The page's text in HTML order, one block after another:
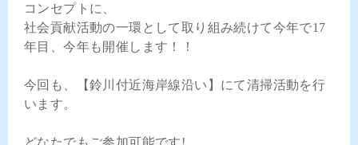
コンセプトに、
社会貢献活動の一環として取り組み続けて今年で17
年目、今年も開催します！！
今回も、【鈴川付近海岸線沿い】にて清掃活動を行
います。
どなたでもご参加可能です!